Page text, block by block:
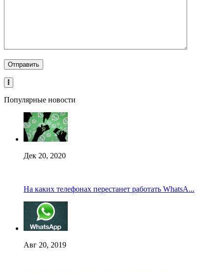
Популярные новости
Дек 20, 2020
На каких телефонах перестанет работать WhatsA...
Авг 20, 2019